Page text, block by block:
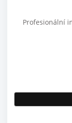
Profesionální